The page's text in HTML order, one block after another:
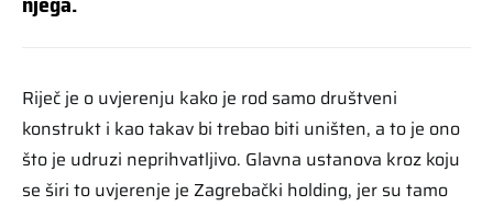
Riječ je o uvjerenju kako je rod samo društveni
konstrukt i kao takav bi trebao biti uništen, a to je ono
što je udruzi neprihvatljivo. Glavna ustanova kroz koju
se širi to uvjerenje je Zagrebački holding, jer su tamo